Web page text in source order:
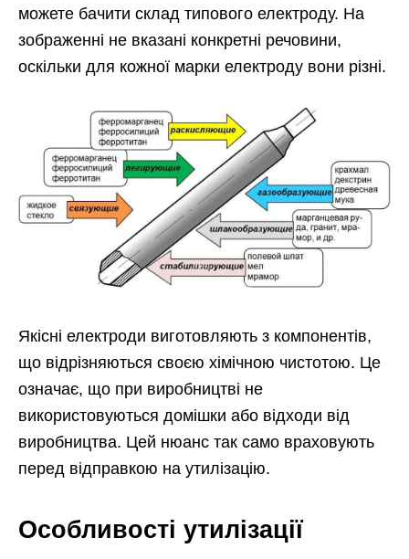
можете бачити склад типового електроду. На
зображенні не вказані конкретні речовини,
оскільки для кожної марки електроду вони різні.
Якісні електроди виготовляють з компонентів,
що відрізняються своєю хімічною чистотою. Це
означає, що при виробництві не
використовуються домішки або відходи від
виробництва. Цей нюанс так само враховують
перед відправкою на утилізацію.
Особливості утилізації